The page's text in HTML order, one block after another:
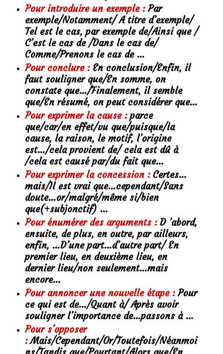
Pour introduire un exemple :Par
exemple/Notamment/ A titre d’exemple/
Tel est le cas, par exemple de/Ainsi que /
C’est le cas de /Dans le cas de/
Comme/Prenons le cas de …
Pour conclure : En conclusion/Enfin, il
faut souligner que/En somme, on
constate que…/Finalement, il semble
que/En résumé, on peut considérer que…
Pour exprimer la cause :parce
que/car/en effet/vu que/puisque/la
cause, la raison, le motif, l’origine
est…/cela provient de/ cela est dû à
/cela est causé par/du fait que…
Pour exprimer la concession : Certes…
mais/Il est vrai que…cependant/Sans
doute…or/malgré/même si/bien
que(+subjonctif) …
Pour énumérer des arguments :D ’abord,
ensuite, de plus, en outre, par ailleurs,
enfin, …D’une part…d’autre part/ En
premier lieu, en deuxième lieu, en
dernier lieu/non seulement…mais
encore…
Pour annoncer une nouvelle étape :Pour
ce qui est de…/Quant à/ Après avoir
souligner l’importance de…passons à …
Pour s’opposer
:Mais/Cependant/Or/Toutefois/Néanmoi